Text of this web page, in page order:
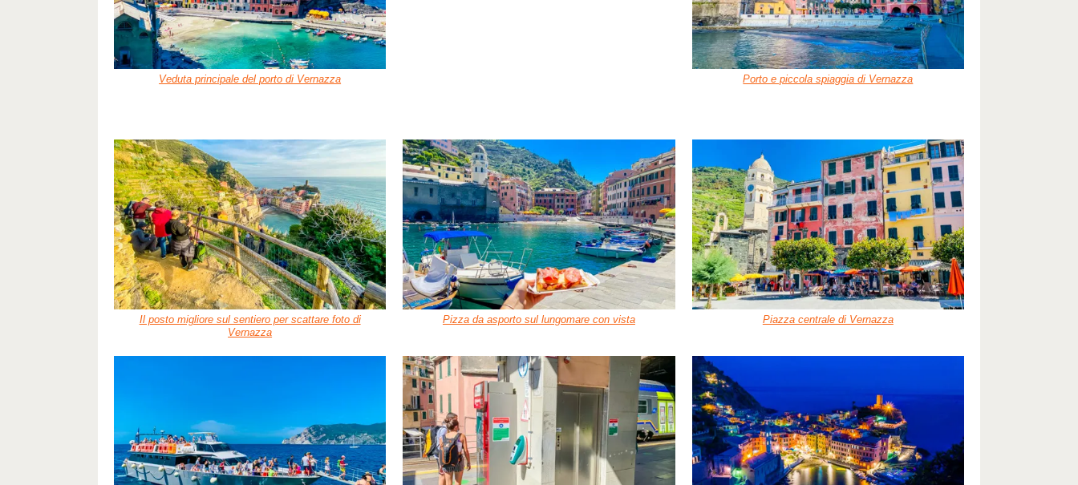
Veduta principale del porto di Vernazza Porto e piccola spiaggia di Vernazza
Il posto migliore sul sentiero per scattare foto di
Vernazza
Pizza da asporto sul lungomare con vista Piazza centrale di Vernazza